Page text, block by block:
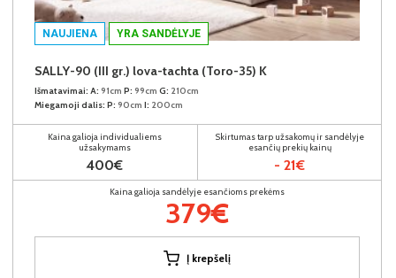
NAUJIENA YRA SANDĖLYJE
SALLY-90 (III gr.) lova-tachta (Toro-35) K
Išmatavimai: A: 91cm P: 99cm G: 210cm
Miegamoji dalis: P: 90cm I: 200cm
Kaina galioja individualiems
užsakymams
400€
Skirtumas tarp užsakomų ir sandėlyje
esančių prekių kainų
- 21€
Kaina galioja sandėlyje esančioms prekėms
379€
Į krepšelį